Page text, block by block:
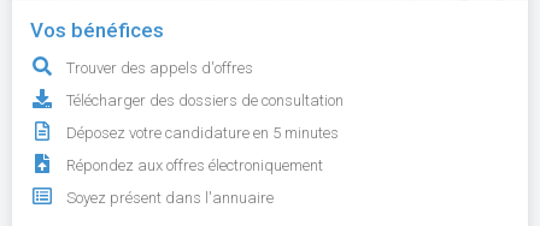
Vos bénéfices
Trouver des appels d'offres
Télécharger des dossiers de consultation
Déposez votre candidature en 5 minutes
Répondez aux offres électroniquement
Soyez présent dans l'annuaire